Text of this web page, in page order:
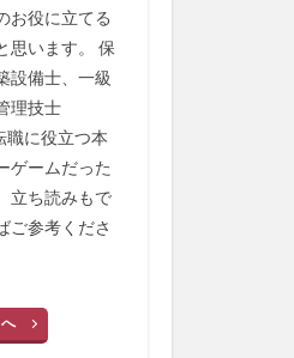
お役に立てる
思います。 保
設備士、一級
理技士
職に役立つ本
ゲームだった
立ち読みもで
ご参考くださ